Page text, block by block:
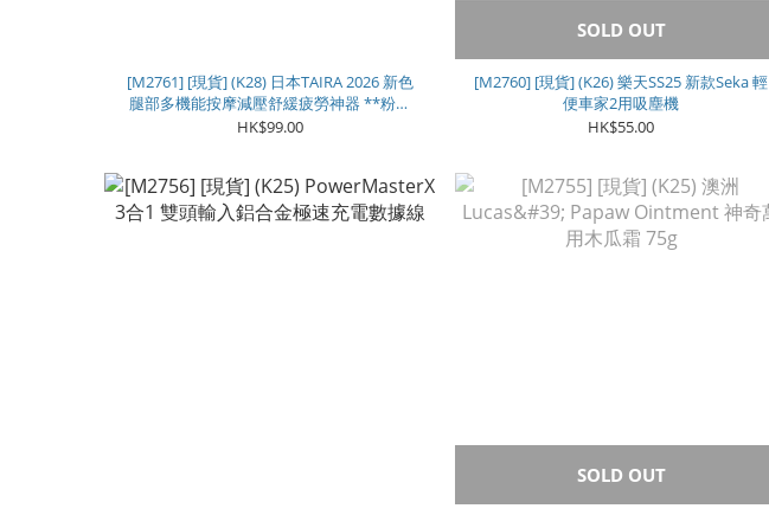
[M2761] [現貨] (K28) 日本TAIRA 2026 新色
腿部多機能按摩減壓舒緩疲勞神器 **粉色
**
HK$99.00
SOLD OUT
[M2760] [現貨] (K26) 樂天SS25 新款Seka 輕
便車家2用吸塵機
HK$55.00
SOLD OUT